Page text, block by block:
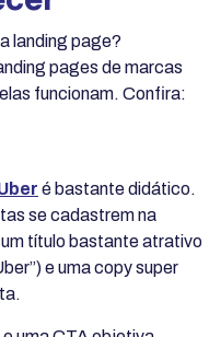
landing page?
pages de marcas
funcionam. Confira:
é bastante didático.
se cadastrem na
título bastante atrativo
e uma copy super